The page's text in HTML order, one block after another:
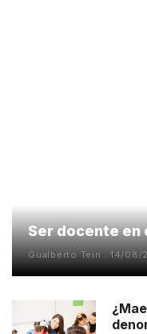
Ser docente en
Gualberto Tein 14/08/